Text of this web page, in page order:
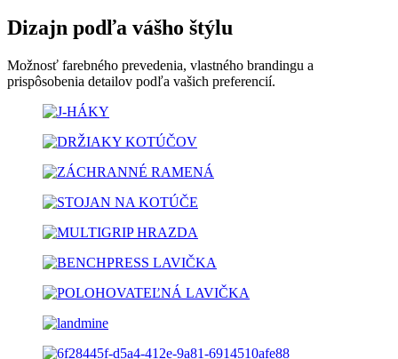
Dizajn podľa vášho štýlu
Možnosť farebného prevedenia, vlastného brandingu a
prispôsobenia detailov podľa vašich preferencií.